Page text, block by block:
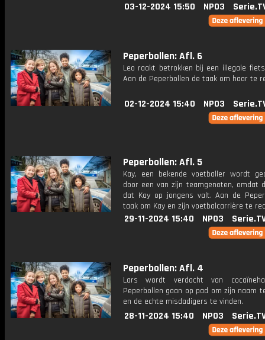
03-12-2024 15:50 NPO3
Peperbollen: Afl. 6
Leo raakt betrokken bij een illegale
Aan de Peperbollen de taak om haar te
02-12-2024 15:40 NPO3
Peperbollen: Afl. 5
Kay, een bekende voetballer wordt
door een van zijn teamgenoten, omdat
dat Kay op jongens valt. Aan de
taak om Kay en zijn voetbalcarrière te
29-11-2024 15:40 NPO3
Peperbollen: Afl. 4
Lars wordt verdacht van
Peperbollen gaan op pad om zijn naam
en de echte misdadigers te vinden.
28-11-2024 15:40 NPO3